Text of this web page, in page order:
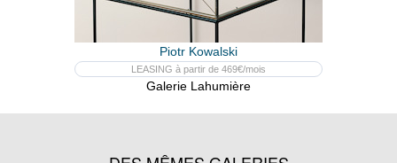
Piotr Kowalski
LEASING à partir de 469€/mois
Galerie Lahumière